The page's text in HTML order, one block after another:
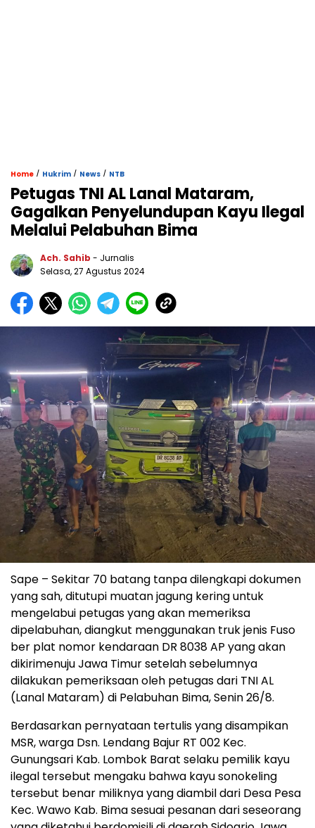
Home / Hukrim / News / NTB
Petugas TNI AL Lanal Mataram,
Gagalkan Penyelundupan Kayu Ilegal
Melalui Pelabuhan Bima
Ach. Sahib - Jurnalis
Selasa, 27 Agustus 2024
Sape – Sekitar 70 batang tanpa dilengkapi dokumen
yang sah, ditutupi muatan jagung kering untuk
mengelabui petugas yang akan memeriksa
dipelabuhan, diangkut menggunakan truk jenis Fuso
ber plat nomor kendaraan DR 8038 AP yang akan
dikirimenuju Jawa Timur setelah sebelumnya
dilakukan pemeriksaan oleh petugas dari TNI AL
(Lanal Mataram) di Pelabuhan Bima, Senin 26/8.
Berdasarkan pernyataan tertulis yang disampikan
MSR, warga Dsn. Lendang Bajur RT 002 Kec.
Gunungsari Kab. Lombok Barat selaku pemilik kayu
ilegal tersebut mengaku bahwa kayu sonokeling
tersebut benar miliknya yang diambil dari Desa Pesa
Kec. Wawo Kab. Bima sesuai pesanan dari seseorang